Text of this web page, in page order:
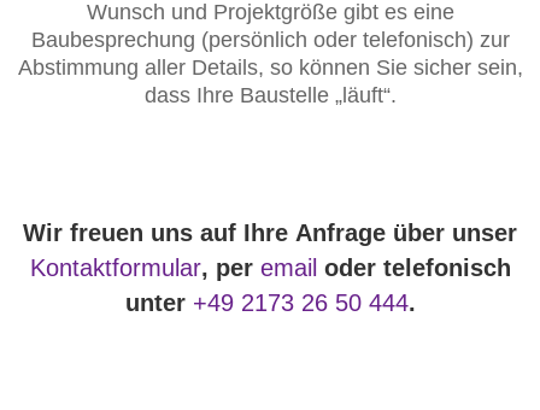
Wunsch und Projektgröße gibt es eine
Baubesprechung (persönlich oder telefonisch) zur
Abstimmung aller Details, so können Sie sicher sein,
dass Ihre Baustelle „läuft“.
Wir freuen uns auf Ihre Anfrage über unser
Kontaktformular, per emailoder telefonisch
unter +49 2173 26 50 444.